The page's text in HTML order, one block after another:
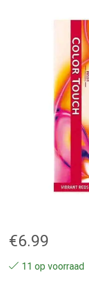
€6.99
11 op voorraad